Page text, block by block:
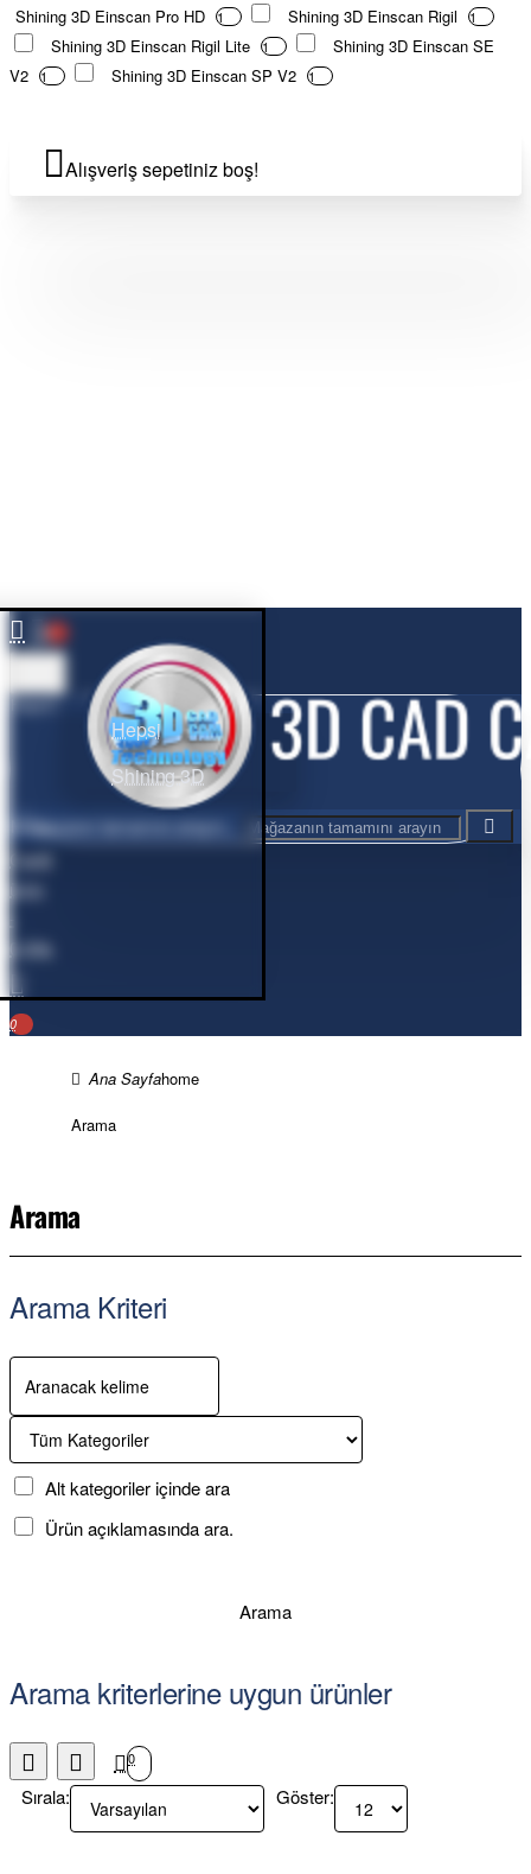
Shining 3D Einscan Pro HD 1 Shining 3D Einscan Rigil 1
Shining 3D Einscan Rigil Lite 1
Shining 3D Einscan SE
V2
1 Shining 3D Einscan SP V2 1
Alışveriş sepetiniz boş!
0
Hepsi
Hepsi
Shining 3D
Mağazanın tamamını arayın...
Cart0
ürün
0,00₺
0
home
Arama
Arama
Arama Kriteri
Alt kategoriler içinde ara
Ürün açıklamasında ara.
Arama
Arama kriterlerine uygun ürünler
0
Sırala: Göster: